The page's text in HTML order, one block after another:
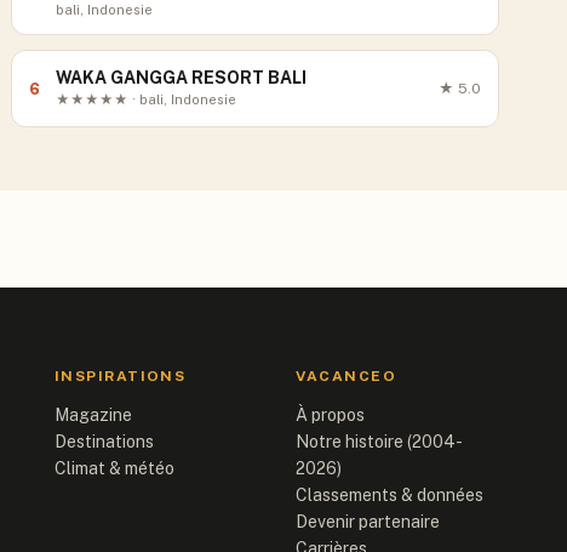
bali, Indonesie
6
WAKA GANGGA RESORT BALI
★★★★★ · bali, Indonesie
★ 5.0
INSPIRATIONS
Magazine
Destinations
Climat & météo
VACANCEO
À propos
Notre histoire (2004-
2026)
Classements & données
Devenir partenaire